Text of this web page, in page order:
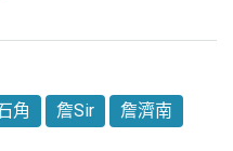
角 詹Sir
詹濟南